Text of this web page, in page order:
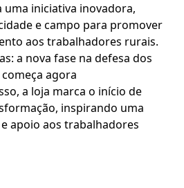
uma iniciativa inovadora,
e campo para promover
aos trabalhadores rurais.
a nova fase na defesa dos
agora
a loja marca o início de
inspirando uma
apoio aos trabalhadores